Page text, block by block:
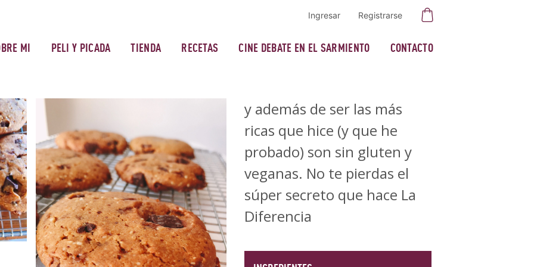
Ingresar Registrarse
MI PELI Y PICADA TIENDA RECETAS CINE DEBATE EN EL SARMIENTO CONTACTO
y además de ser las más
ricas que hice (y que he
probado) son sin gluten y
veganas. No te pierdas el
súper secreto que hace La
Diferencia